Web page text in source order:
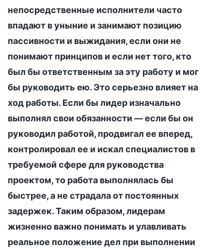
непосредственные исполнители часто
впадают в уныние и занимают позицию
пассивности и выжидания, если они не
понимают принципов и если нет того, кто
был бы ответственным за эту работу и мог
бы руководить ею. Это серьезно влияет на
ход работы. Если бы лидер изначально
выполнял свои обязанности — если бы он
руководил работой, продвигал ее вперед,
контролировал ее и искал специалистов в
требуемой сфере для руководства
проектом, то работа выполнялась бы
быстрее, а не страдала от постоянных
задержек. Таким образом, лидерам
жизненно важно понимать и улавливать
реальное положение дел при выполнении